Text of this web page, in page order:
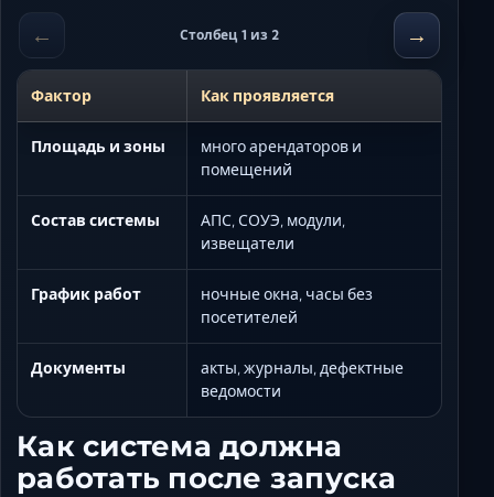
← Столбец 1 из 2 →
Фактор Как проявляется
Площадь и зоны
много арендаторов и
помещений
Состав системы
АПС, СОУЭ, модули,
извещатели
График работ
ночные окна, часы без
посетителей
Документы
акты, журналы, дефектные
ведомости
Как система должна
работать после запуска